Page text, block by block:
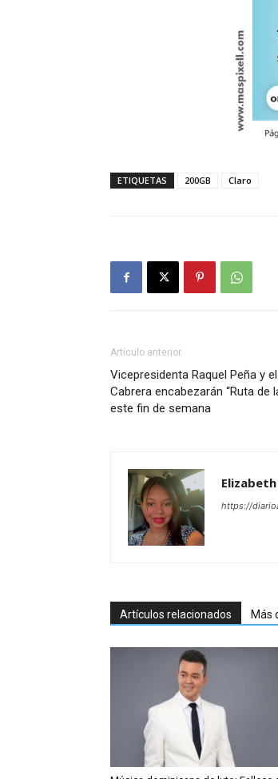
ETIQUETAS 200GB Claro
Artículo anterior
Vicepresidenta Raquel Peña y
Cabrera encabezarán “Ruta de
este fin de semana
https://
Artículos relacionados Más